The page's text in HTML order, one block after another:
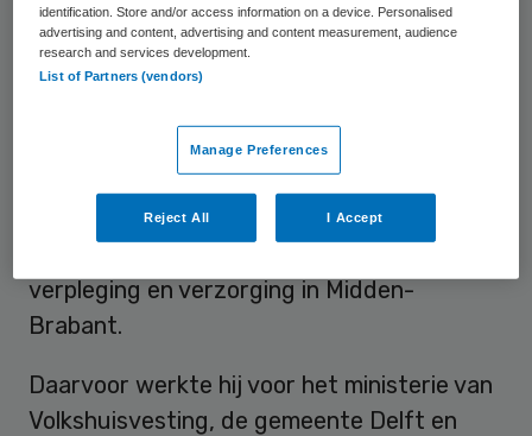
zorg/scheidsgerecht zorg en lid raad van
toezicht ROC Curio.
verandermanagement als specialisatie. In
het verleden was Buck onder meer
voorzitter van de raad van bestuur van
verpleging en verzorging in Midden-
Brabant.
Daarvoor werkte hij voor het ministerie van
Volkshuisvesting, de gemeente Delft en
identification. Store and/or access information on a device. Personalised
advertising and content, advertising and content measurement, audience
research and services development.
List of Partners (vendors)
Manage Preferences
Reject All I Accept